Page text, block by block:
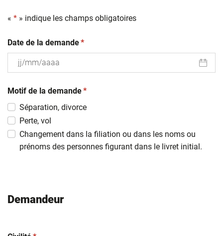
« * » indique les champs obligatoires
Date de la demande(obligatoire)
*
slash
MM
slash
AAAA
Motif de la demande(obligatoire)
*
Séparation, divorce
Perte, vol
Changement dans la filiation ou dans les noms ou
prénoms des personnes figurant dans le livret initial.
Demandeur